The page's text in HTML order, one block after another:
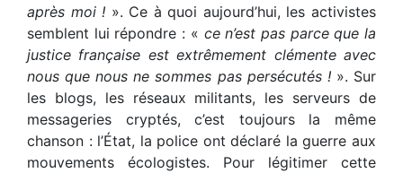
après moi ! ». Ce à quoi aujourd’hui, les activistes
semblent lui répondre : « ce n’est pas parce que la
justice française est extrêmement clémente avec
nous que nous ne sommes pas persécutés !». Sur
les blogs, les réseaux militants, les serveurs de
messageries cryptés, c’est toujours la même
chanson : l’État, la police ont déclaré la guerre aux
mouvements écologistes. Pour légitimer cette